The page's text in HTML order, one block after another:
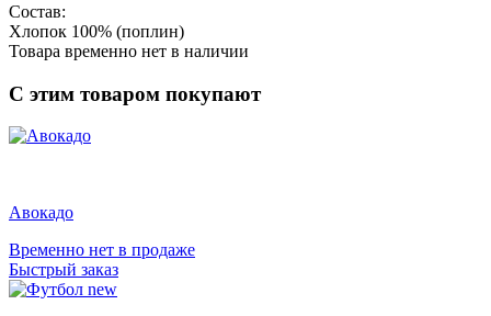
Состав:
Хлопок 100% (поплин)
Товара временно нет в наличии
С этим товаром покупают
Авокадо
Временно нет в продаже
Быстрый заказ